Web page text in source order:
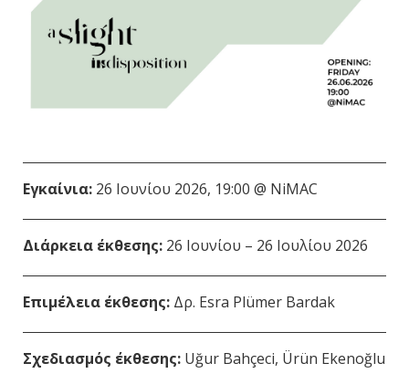
Εγκαίνια: 26 Ιουνίου 2026, 19:00 @ NiMAC
Διάρκεια έκθεσης: 26 Ιουνίου – 26 Ιουλίου 2026
Επιμέλεια έκθεσης: Δρ. Esra Plümer Bardak
Σχεδιασμός έκθεσης: Uğur Bahçeci, Ürün Ekenoğlu